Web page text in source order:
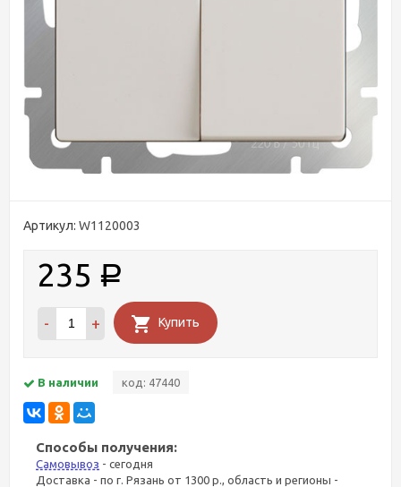
Артикул: W1120003
235 Р
- + Купить
В наличии код: 47440
Способы получения:
Самовывоз - сегодня
Доставка - по г. Рязань от 1300 р., область и регионы -